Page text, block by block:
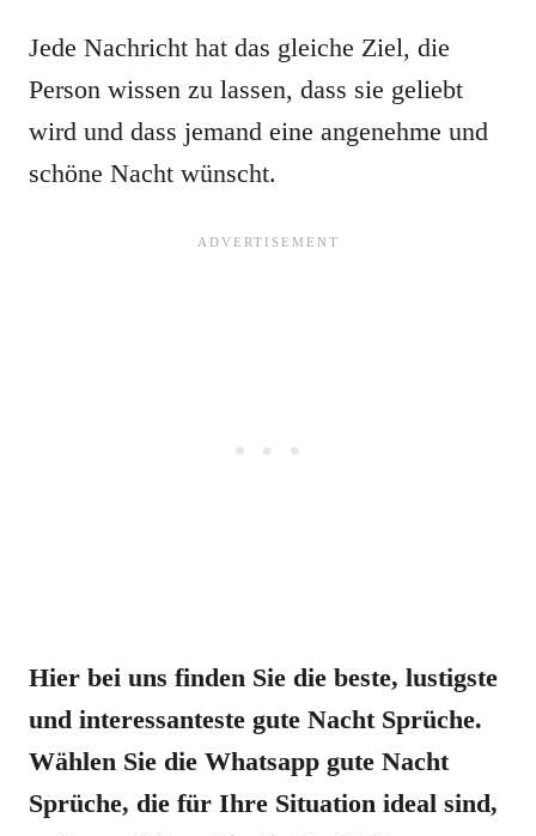
Jede Nachricht hat das gleiche Ziel, die
Person wissen zu lassen, dass sie geliebt
wird und dass jemand eine angenehme und
schöne Nacht wünscht.
Hier bei uns finden Sie die beste, lustigste
und interessanteste gute Nacht Sprüche.
Wählen Sie die Whatsapp gute Nacht
Sprüche, die für Ihre Situation ideal sind,